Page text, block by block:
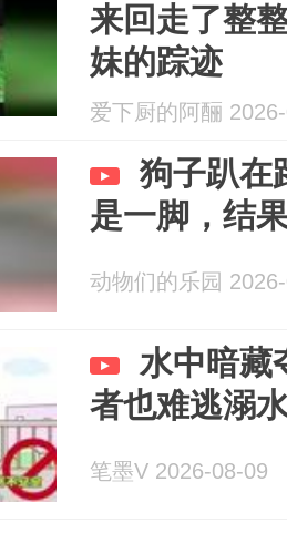
来回走了整
妹的踪迹
爱下厨的阿酾
狗子趴在
是一脚，结
动物们的乐园
水中暗藏
者也难逃溺
笔墨V 2026-08-09